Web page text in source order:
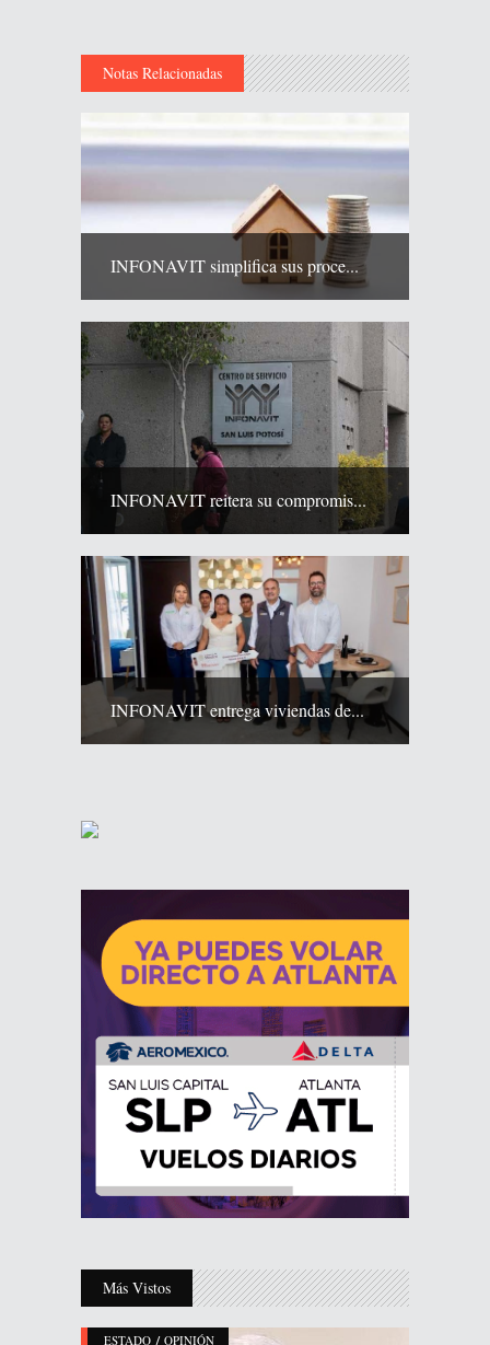
Notas Relacionadas
INFONAVIT simplifica sus proce...
INFONAVIT reitera su compromis...
INFONAVIT entrega viviendas de...
Más Vistos
ESTADO OPINIÓN